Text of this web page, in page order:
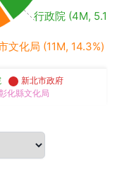
文化局 (11M, 14.3%)
行政院 (4M,
新北市政府
化縣文化局